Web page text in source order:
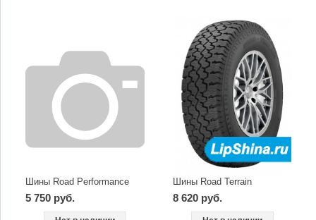
Шины Road Performance
5 750 руб.
Шины Road Terrain
8 620 руб.